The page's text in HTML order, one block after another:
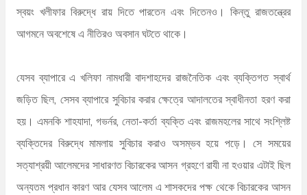
স্বয়ং খলীফার বিরুদ্ধে রায় দিতে পারতেন এবং দিতেনও। কিন্তু রাজতন্ত্রের
আগমনে অবশেষে এ নীতিরও অবসান ঘটতে থাকে।
যেসব ব্যাপারে এ খলিফা নামধারী বাদশাহদের রাজনৈতিক এবং ব্যক্তিগত স্বার্থ
জড়িত ছিল, সেসব ব্যাপারে সুবিচার করার ক্ষেত্রে আদালতের স্বাধীনতা হরণ করা
হয়। এমনকি শাহযাদা, গভর্নর, নেতা-কর্তা ব্যক্তি এবং রাজমহলের সাথে সংশ্লিষ্ট
ব্যক্তিদের বিরুদ্ধে মামলায় সুবিচার করাও অসম্ভব হয়ে পড়ে। সে সময়ের
সত্যাশ্রয়ী আলেমদের সাধারণত বিচারকের আসন গ্রহণে রাযী না হওয়ার এটাই ছিল
অন্যতম প্রধান কারণ আর যেসব আলেম এ শাসকদের পক্ষ থেকে বিচারকের আসন